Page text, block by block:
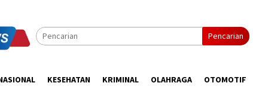
Pencarian
KESEHATAN KRIMINAL OLAHRAGA OTOMOTIF